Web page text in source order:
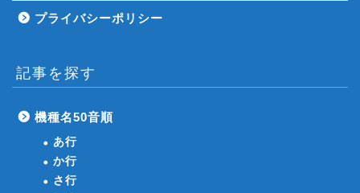
プライバシーポリシー
記事を探す
機種名50音順
あ行
か行
さ行